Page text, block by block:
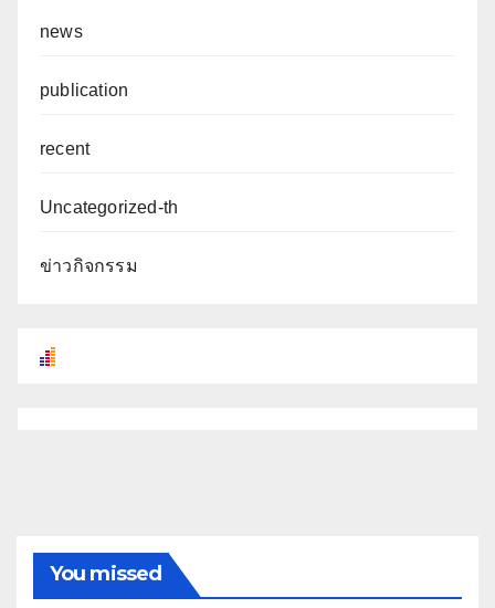
news
publication
recent
Uncategorized-th
ข่าวกิจกรรม
You missed